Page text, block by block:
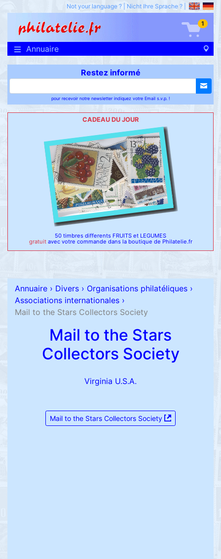
Not your language ? Nicht Ihre Sprache ?
1
Annuaire
Restez informé
pour recevoir notre newsletter indiquez votre Email s.v.p. !
CADEAU DU JOUR
50 timbres differents FRUITS et LEGUMES
gratuit avec votre commande dans la boutique de Philatelie.fr
Annuaire › Divers › Organisations philatéliques ›
Associations internationales ›
Mail to the Stars Collectors Society
Mail to the Stars
Collectors Society
Virginia U.S.A.
Mail to the Stars Collectors Society